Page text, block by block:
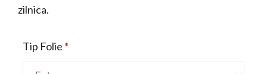
zilnica.
Tip Folie *